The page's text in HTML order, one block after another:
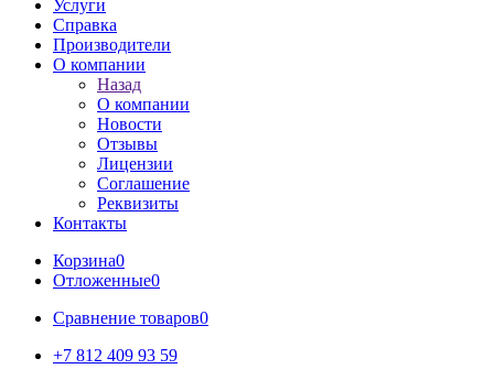
Услуги
Справка
Производители
О компании
Назад
О компании
Новости
Отзывы
Лицензии
Соглашение
Реквизиты
Контакты
Корзина0
Отложенные0
Сравнение товаров0
+7 812 409 93 59